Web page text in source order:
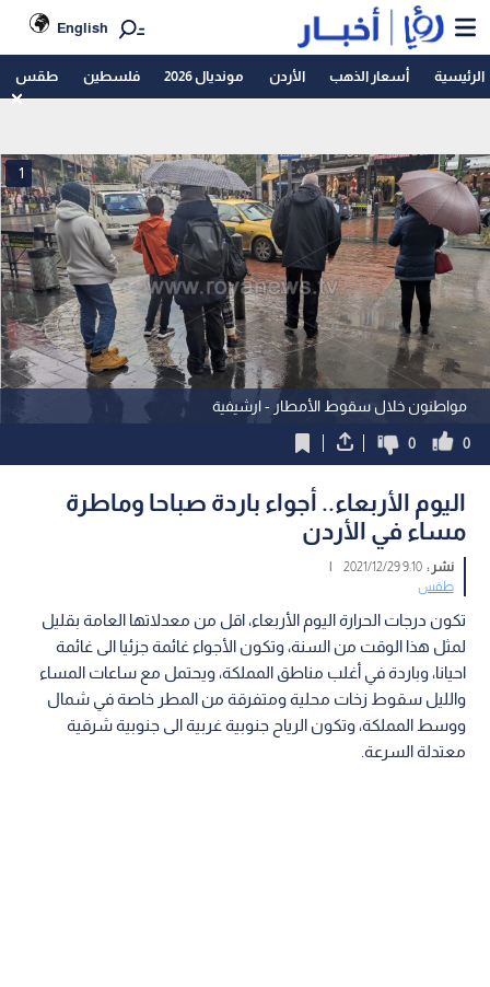
English
الرئيسية أسعار الذهب الأردن مونديال 2026 فلسطين طقس
مواطنون خلال سقوط الأمطار - ارشيفية
1
0
0
اليوم الأربعاء.. أجواء باردة صباحا وماطرة
مساء في الأردن
نشر :9:10 2021/12/29
|
طقس
تكون درجات الحرارة اليوم الأربعاء، اقل من معدلاتها العامة بقليل
لمثل هذا الوقت من السنة، وتكون الأجواء غائمة جزئيا الى غائمة
احيانا، وباردة في أغلب مناطق المملكة، ويحتمل مع ساعات المساء
والليل سقوط زخات محلية ومتفرقة من المطر خاصة في شمال
ووسط المملكة، وتكون الرياح جنوبية غربية الى جنوبية شرقية
معتدلة السرعة.